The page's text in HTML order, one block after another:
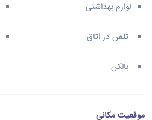
لوازم بهداشتی
تلفن در اتاق
بالکن
موقعیت مکانی